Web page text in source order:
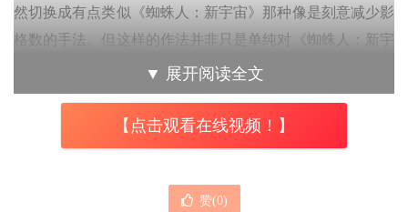
然切换成有点类似《蜘蛛人：新宇宙》那种像是刻意减少影
格数的手法。但这样的作法并非只是单纯对《蜘蛛人：新宇
宙》的模仿，而是借由这种在特定桥段时使用的视觉风格，
强调出鞋猫剑客在冒险时的心理状态与传奇性质，因此可以
说是个特地针对故事主题及角色内心设计而成的巧妙安排。
▼ 展开阅读全文
【点击观看在线视频！】
赞(0)